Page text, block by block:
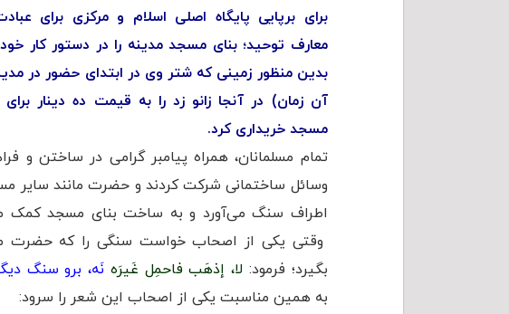
برای برپایی پایگاه اصلی اسلام و مركزی برای
معارف توحید؛ بنای مسجد مدینه را در دستور کار خود
بدین منظور زمینی که شتر وی در ابتدای حضور در
آن زمان) در آنجا زانو زد را به قیمت ده دینار
مسجد خریداری كرد.
تمام مسلمانان، همراه پیامبر گرامی در ساختن و
وسائل ساختمانی شرکت کردند و حضرت مانند سایر
اطراف سنگ می‌آورد و به ساخت بنای مسجد کمک
وقتی یكی از اصحاب خواست سنگی را که حضرت
بگیرد؛ فرمود: لا، إذهَب فاحمِل غَیرَه نَه، برو سنگ
به همین مناسبت یکی از اصحاب این شعر را سرود: